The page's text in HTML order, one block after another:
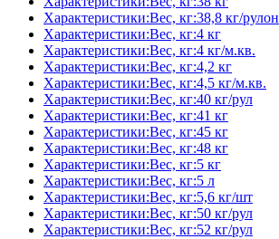
Характеристики:Вес, кг:38,8 кг/рулон
Характеристики:Вес, кг:4 кг
Характеристики:Вес, кг:4 кг/м.кв.
Характеристики:Вес, кг:4,2 кг
Характеристики:Вес, кг:4,5 кг/м.кв.
Характеристики:Вес, кг:40 кг/рул
Характеристики:Вес, кг:41 кг
Характеристики:Вес, кг:45 кг
Характеристики:Вес, кг:48 кг
Характеристики:Вес, кг:5 кг
Характеристики:Вес, кг:5 л
Характеристики:Вес, кг:5,6 кг/шт
Характеристики:Вес, кг:50 кг/рул
Характеристики:Вес, кг:52 кг/рул